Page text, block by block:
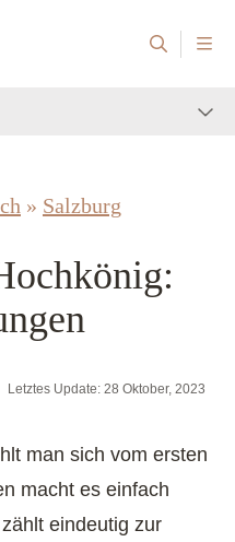
Österreich
» Salzburg
Letztes Update: 28 Oktober, 2023
man sich vom ersten
macht es einfach
eindeutig zur